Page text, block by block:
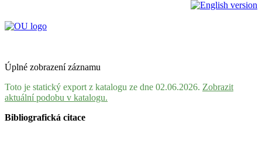
Úplné zobrazení záznamu
Toto je statický export z katalogu ze dne 02.06.2026. Zobrazit
aktuální podobu v katalogu.
Bibliografická citace